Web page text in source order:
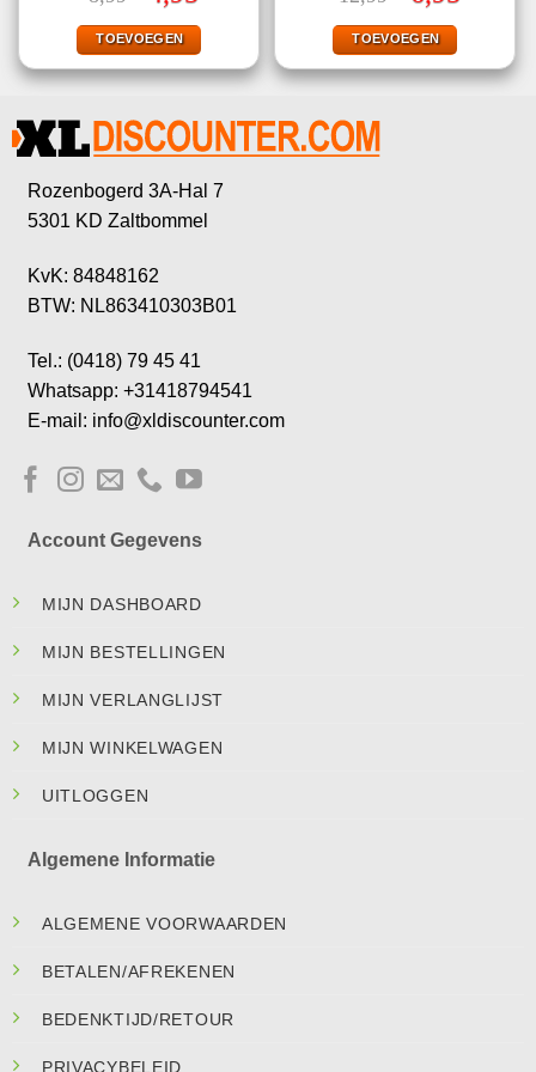
was:
€8,99.
is:
€4,95.
TOEVOEGEN
was:
€12,99.
TOEVOEGEN
Rozenbogerd 3A-Hal 7
5301 KD Zaltbommel
KvK: 84848162
BTW: NL863410303B01
Tel.: (0418) 79 45 41
Whatsapp: +31418794541
E-mail: info@xldiscounter.com
Account Gegevens
MIJN DASHBOARD
MIJN BESTELLINGEN
MIJN VERLANGLIJST
MIJN WINKELWAGEN
UITLOGGEN
Algemene Informatie
ALGEMENE VOORWAARDEN
BETALEN/AFREKENEN
BEDENKTIJD/RETOUR
PRIVACYBELEID